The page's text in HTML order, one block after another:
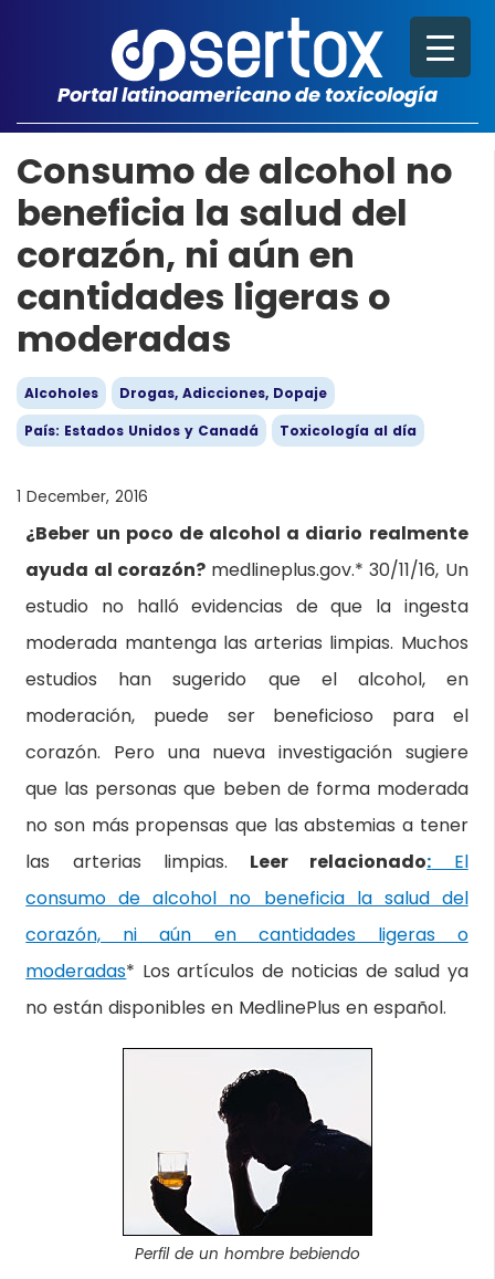
Portal latinoamericano de toxicología
Consumo de alcohol no
beneficia la salud del
corazón, ni aún en
cantidades ligeras o
moderadas
Alcoholes
Drogas, Adicciones, Dopaje
País: Estados Unidos y Canadá
Toxicología al día
1 December, 2016
¿Beber un poco de alcohol a diario realmente
ayuda al corazón?medlineplus.gov.* 30/11/16, Un
estudio no halló evidencias de que la ingesta
moderada mantenga las arterias limpias. Muchos
estudios han sugerido que el alcohol, en
moderación, puede ser beneficioso para el
corazón. Pero una nueva investigación sugiere
que las personas que beben de forma moderada
no son más propensas que las abstemias a tener
las arterias limpias. Leer relacionado: El
consumo de alcohol no beneficia la salud del
corazón, ni aún en cantidades ligeras o
moderadas* Los artículos de noticias de salud ya
no están disponibles en MedlinePlus en español.
Perfil de un hombre bebiendo